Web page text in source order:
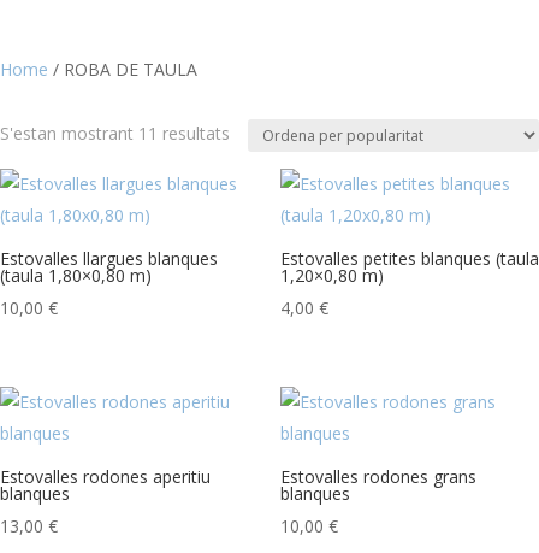
Home / ROBA DE TAULA
S'estan mostrant 11 resultats Ordenat
popularitat
Estovalles llargues blanques
(taula 1,80×0,80 m)
10,00 €
Estovalles petites blanques (taula
1,20×0,80 m)
4,00 €
Estovalles rodones aperitiu
blanques
13,00 €
Estovalles rodones grans
blanques
10,00 €